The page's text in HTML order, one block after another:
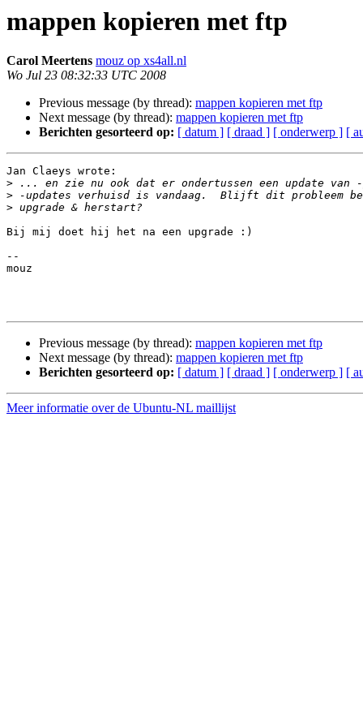
mappen kopieren met ftp
Carol Meertens mouz op xs4all.nl
Wo Jul 23 08:32:33 UTC 2008
Previous message (by thread): mappen kopieren met ftp
Next message (by thread): mappen kopieren met ftp
Berichten gesorteerd op: [ datum ] [ draad ] [ onderwerp ] [
Jan Claeys wrote:
>
>
>
Bij mij doet hij het na een upgrade :)
--
mouz
Previous message (by thread): mappen kopieren met ftp
Next message (by thread): mappen kopieren met ftp
Berichten gesorteerd op: [ datum ] [ draad ] [ onderwerp ] [
Meer informatie over de Ubuntu-NL maillijst